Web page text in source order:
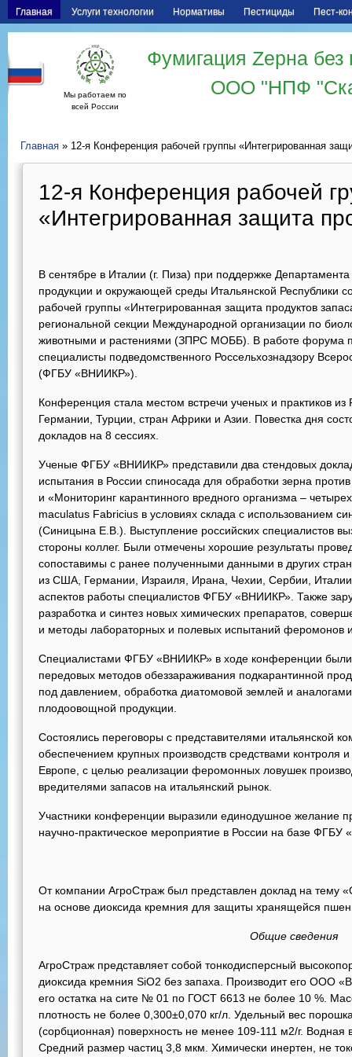
Главная Услуги технологии Нормативы Пестициды Пест-
Мы работаем по
всей России
Фумигация Zерна
ООО "НПФ
Главная » 12-я Конференция рабочей группы «Интегрированная
12-я Конференция рабочей
«Интегрированная защита
В сентябре в Италии (г. Пиза) при поддержке
продукции и окружающей среды Итальянской Республики
рабочей группы «Интегрированная защита продуктов
региональной секции Международной организации по
животными и растениями (ЗПРС МОББ). В работе форума
специалисты подведомственного Россельхознадзору
(ФГБУ «ВНИИКР»).
Конференция стала местом встречи ученых и практиков
Германии, Турции, стран Африки и Азии. Повестка дня
докладов на 8 сессиях.
Ученые ФГБУ «ВНИИКР» представили два стендовых
испытания в России спиносада для обработки зерна
и «Мониторинг карантинного вредного организма –
maculatus Fabricius в условиях склада с использованием
(Синицына Е.В.). Выступление российских специалистов
стороны коллег. Были отмечены хорошие результаты
сопоставимы с ранее полученными данными в других
из США, Германии, Израиля, Ирана, Чехии, Сербии, Италии
аспектов работы специалистов ФГБУ «ВНИИКР». Также
разработка и синтез новых химических препаратов,
и методы лабораторных и полевых испытаний феромонов и
Специалистами ФГБУ «ВНИИКР» в ходе конференции
передовых методов обеззараживания подкарантинной
под давлением, обработка диатомовой землей и
плодоовощной продукции.
Состоялись переговоры с представителями итальянской
обеспечением крупных производств средствами контроля
Европе, с целью реализации феромонных ловушек
вредителями запасов на итальянский рынок.
Участники конференции выразили единодушное желание
научно-практическое мероприятие в России на базе
От компании АгроСтраж был представлен доклад на тему
на основе диоксида кремния для защиты хранящейся
Общие сведения
АгроСтраж представляет собой тонкодисперсный
диоксида кремния SiO2 без запаха. Производит его ООО
его остатка на сите № 01 по ГОСТ 6613 не более 10 %.
плотность не более 0,300±0,070 кг/л. Удельный вес
(сорбционная) поверхность не менее 109-111 м2/г.
Средний размер частиц 3,8 мкм. Химически инертен, не